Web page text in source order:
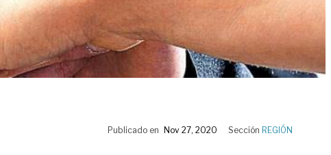
Publicado en Nov 27, 2020 Sección REGIÓN